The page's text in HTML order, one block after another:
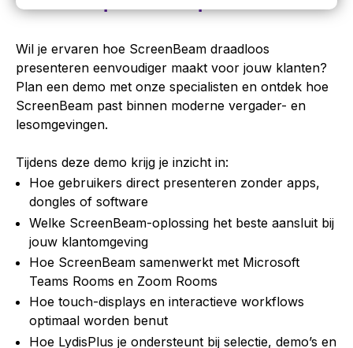
Wil je ervaren hoe ScreenBeam draadloos
presenteren eenvoudiger maakt voor jouw klanten?
Plan een demo met onze specialisten en ontdek hoe
ScreenBeam past binnen moderne vergader- en
lesomgevingen.
Tijdens deze demo krijg je inzicht in:
Hoe gebruikers direct presenteren zonder apps,
dongles of software
Welke ScreenBeam-oplossing het beste aansluit bij
jouw klantomgeving
Hoe ScreenBeam samenwerkt met Microsoft
Teams Rooms en Zoom Rooms
Hoe touch-displays en interactieve workflows
optimaal worden benut
Hoe LydisPlus je ondersteunt bij selectie, demo’s en